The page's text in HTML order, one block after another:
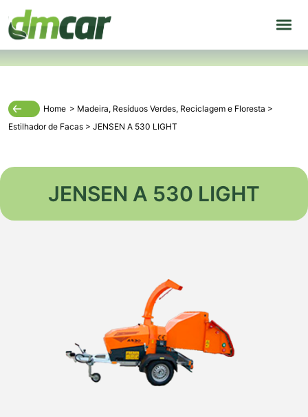
Home > Madeira, Resíduos Verdes, Reciclagem e Floresta >
Estilhador de Facas > JENSEN A 530 LIGHT
JENSEN A 530 LIGHT